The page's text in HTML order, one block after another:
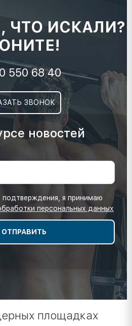
ЧТО ИСКАЛИ?
550 68 40
ЗВОНОК
новостей
подтверждения, я принимаю
персональных данных
площадках